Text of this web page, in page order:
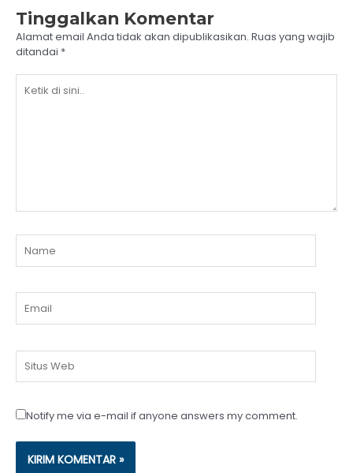
Tinggalkan Komentar
Alamat email Anda tidak akan dipublikasikan. Ruas yang wajib
ditandai *
Web
Notify me via e-mail if anyone answers my comment.